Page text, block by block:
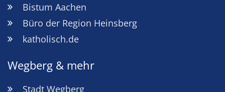
Bistum Aachen
Büro der Region Heinsberg
katholisch.de
Wegberg & mehr
Stadt Wegberg